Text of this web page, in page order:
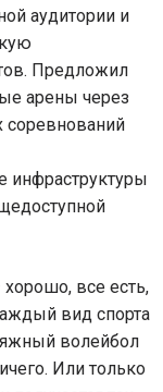
аудитории и
Предложил
арены через
соревнований
инфраструктуры
все есть,
вид спорта
волейбол
Или только